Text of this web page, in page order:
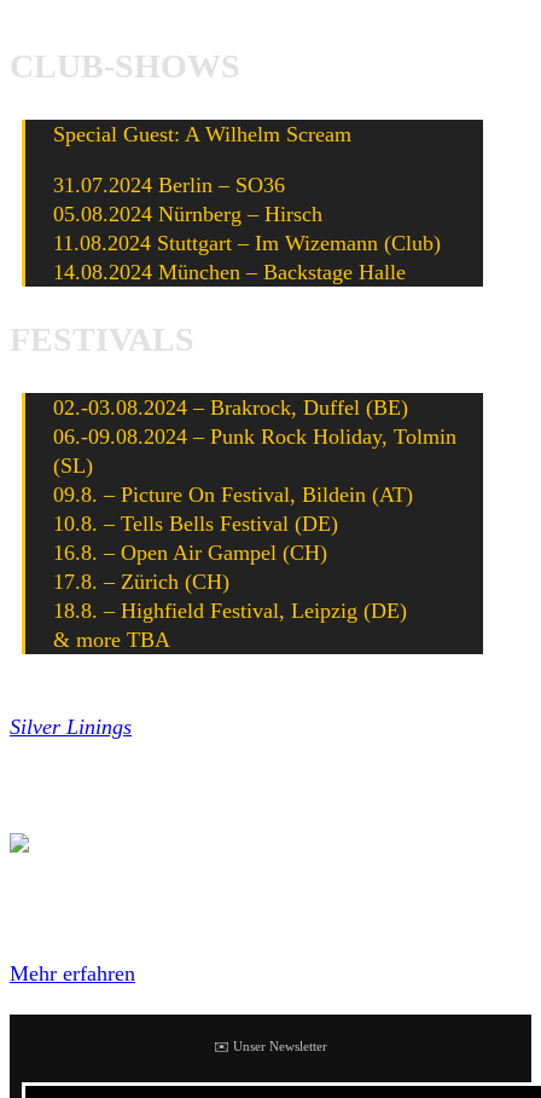
CLUB-SHOWS
Special Guest: A Wilhelm Scream
31.07.2024 Berlin – SO36
05.08.2024 Nürnberg – Hirsch
11.08.2024 Stuttgart – Im Wizemann (Club)
14.08.2024 München – Backstage Halle
FESTIVALS
02.-03.08.2024 – Brakrock, Duffel (BE)
06.-09.08.2024 – Punk Rock Holiday, Tolmin
(SL)
09.8. – Picture On Festival, Bildein (AT)
10.8. – Tells Bells Festival (DE)
16.8. – Open Air Gampel (CH)
17.8. – Zürich (CH)
18.8. – Highfield Festival, Leipzig (DE)
& more TBA
Silver Linings
Mehr erfahren
✉️ Unser Newsletter